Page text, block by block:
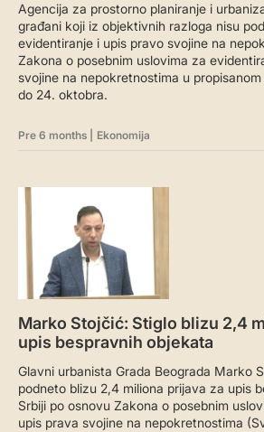
Agencija za prostorno planiranje i
građani koji iz objektivnih razloga nisu
evidentiranje i upis pravo svojine na
Zakona o posebnim uslovima za
svojine na nepokretnostima u
do 24. oktobra.
Pre 6 months Ekonomija
Marko Stojčić: Stiglo blizu 2,4
upis bespravnih objekata
Glavni urbanista Grada Beograda Marko
podneto blizu 2,4 miliona prijava za upis
Srbiji po osnovu Zakona o posebnim
upis prava svojine na nepokretnostima